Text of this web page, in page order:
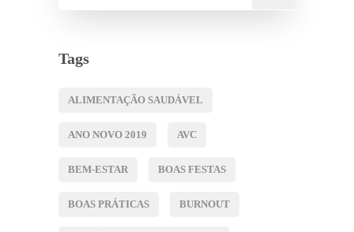
Tags
ALIMENTAÇÃO SAUDÁVEL
ANO NOVO 2019 AVC
BEM-ESTAR BOAS FESTAS
BOAS PRÁTICAS BURNOUT